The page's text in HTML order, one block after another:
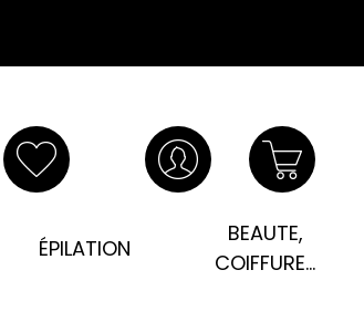
ÉPILATION
BEAUTE,
COIFFURE...